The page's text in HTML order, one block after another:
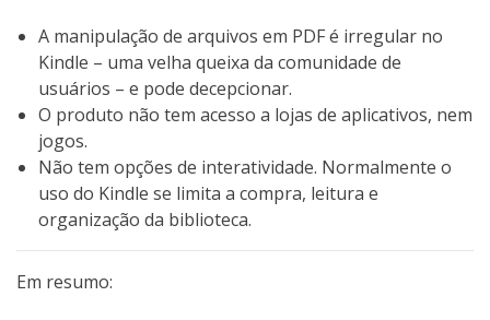
A manipulação de arquivos em PDF é irregular no
Kindle – uma velha queixa da comunidade de
usuários – e pode decepcionar.
O produto não tem acesso a lojas de aplicativos, nem
jogos.
Não tem opções de interatividade. Normalmente o
uso do Kindle se limita a compra, leitura e
organização da biblioteca.
Em resumo: